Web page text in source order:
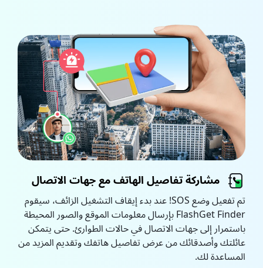
مشاركة تفاصيل الهاتف مع جهات الاتصال
تم تفعيل وضع SOS! عند بدء إيقاف التشغيل الزائف، سيقوم
FlashGet Finder بإرسال معلومات الموقع والصور المحيطة
باستمرار إلى جهات الاتصال في حالات الطوارئ. حتى يتمكن
عائلتك وأصدقائك من عرض تفاصيل هاتفك وتقديم المزيد من
المساعدة لك.